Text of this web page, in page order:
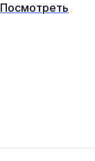
Посмотреть